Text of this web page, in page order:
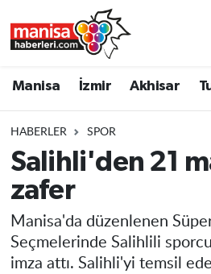
Manisa İzmir Akhisar
HABERLER SPOR
Salihli'den 21
zafer
Manisa'da düzenlenen
Seçmelerinde Salihlili
imza attı. Salihli'yi temsil
Turgutlu
Salihli
Saruhanlı
Manisa Nöbetçi Eczaneler
Manisa Trafik Yoğunluk
Süper Lig Puan Durumu ve
Tüm Manşetler